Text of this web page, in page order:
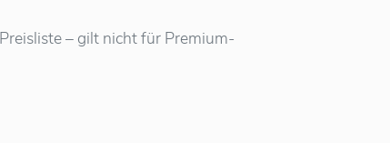
– gilt nicht für Premium-